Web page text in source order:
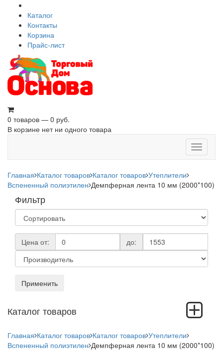
Каталог
Контакты
Корзина
Прайс-лист
0 товаров — 0 руб.
В корзине нет ни одного товара
Toggle
Главная Каталог товаров Каталог товаров Утеплители
Вспененный полиэтилен Демпферная лента 10 мм (2000*100)
Фильтр
Цена от: до:
Применить
Каталог товаров
Toggle
navigation
Главная Каталог товаров Каталог товаров Утеплители
Вспененный полиэтилен Демпферная лента 10 мм (2000*100)